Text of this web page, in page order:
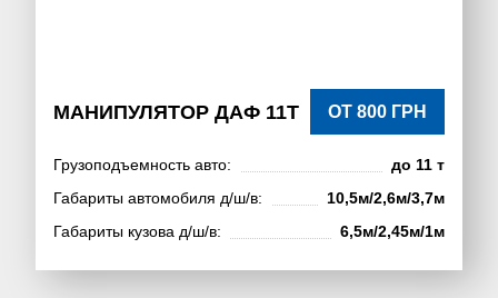
МАНИПУЛЯТОР ДАФ 11Т ОТ 800 ГРН
Грузоподъемность авто:
до 11 т
Габариты автомобиля д/ш/в:
10,5м/2,6м/3,7м
Габариты кузова д/ш/в:
6,5м/2,45м/1м